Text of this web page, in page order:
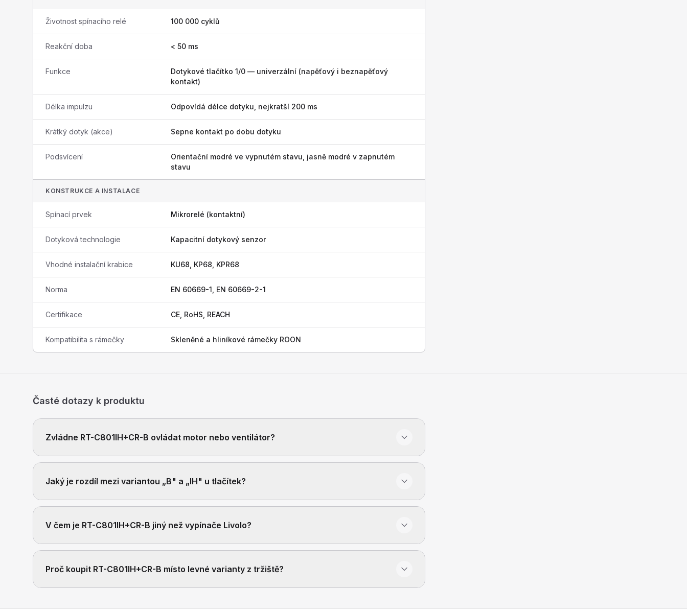
Životnost spínacího relé 100 000 cyklů
Reakční doba < 50 ms
Funkce
Dotykové tlačítko 1/0 — univerzální (napěťový i beznapěťový
kontakt)
Délka impulzu Odpovídá délce dotyku, nejkratší 200 ms
Krátký dotyk (akce) Sepne kontakt po dobu dotyku
Podsvícení
Orientační modré ve vypnutém stavu, jasně modré v zapnutém
stavu
KONSTRUKCE A INSTALACE
Spínací prvek Mikrorelé (kontaktní)
Dotyková technologie Kapacitní dotykový senzor
Vhodné instalační krabice KU68, KP68, KPR68
Norma EN 60669-1, EN 60669-2-1
Certifikace CE, RoHS, REACH
Kompatibilita s rámečky Skleněné a hliníkové rámečky ROON
Časté dotazy k produktu
Zvládne RT-C801IH+CR-B ovládat motor nebo ventilátor?
Jaký je rozdíl mezi variantou „B" a „IH" u tlačítek?
V čem je RT-C801IH+CR-B jiný než vypínače Livolo?
Proč koupit RT-C801IH+CR-B místo levné varianty z tržiště?